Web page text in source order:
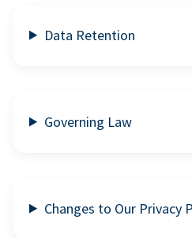
Data Retention
Governing Law
Changes to Our Privacy